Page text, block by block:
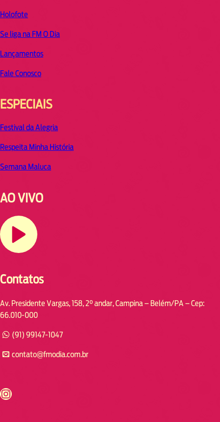
Holofote
Se liga na FM O Dia
Lançamentos
Fale Conosco
ESPECIAIS
Festival da Alegria
Respeita Minha História
Semana Maluca
AO VIVO
Contatos
Av. Presidente Vargas, 158, 2° andar, Campina – Belém/PA – Cep:
66.010-000
(91) 99147-1047
contato@fmodia.com.br
https://www.instagram.com/fmodia.cabofrio/